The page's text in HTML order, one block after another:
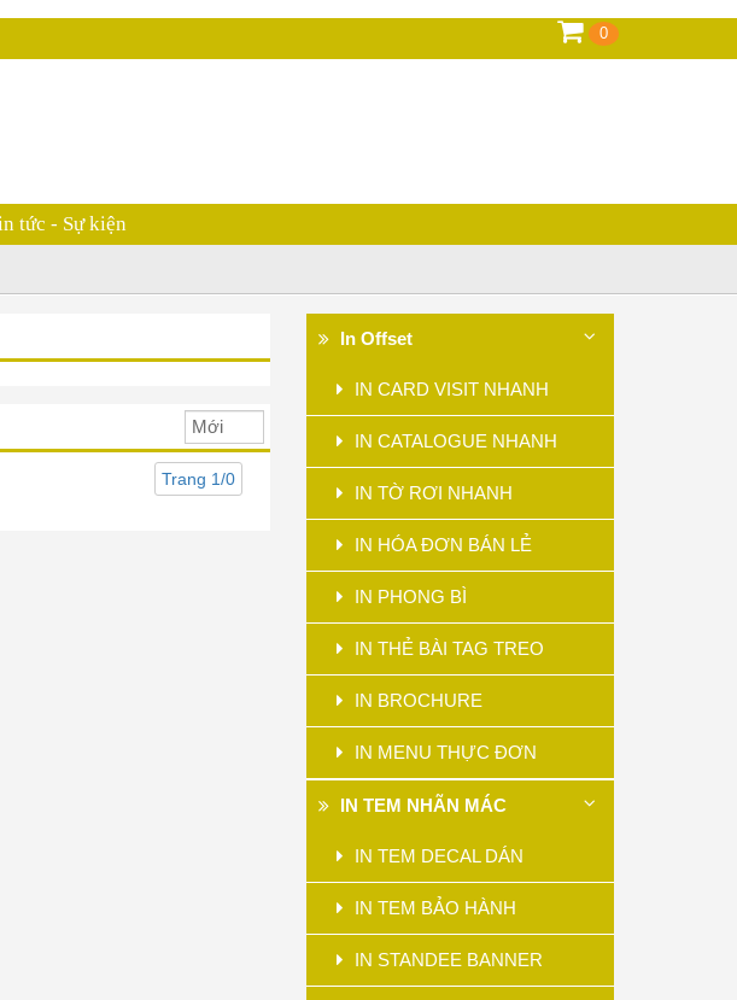
0
tức - Sự kiện
Trang 1/0
In Offset
IN CARD VISIT NHANH
IN CATALOGUE NHANH
IN TỜ RƠI NHANH
IN HÓA ĐƠN BÁN LẺ
IN PHONG BÌ
IN THẺ BÀI TAG TREO
IN BROCHURE
IN MENU THỰC ĐƠN
IN TEM NHÃN MÁC
IN TEM DECAL DÁN
IN TEM BẢO HÀNH
IN STANDEE BANNER